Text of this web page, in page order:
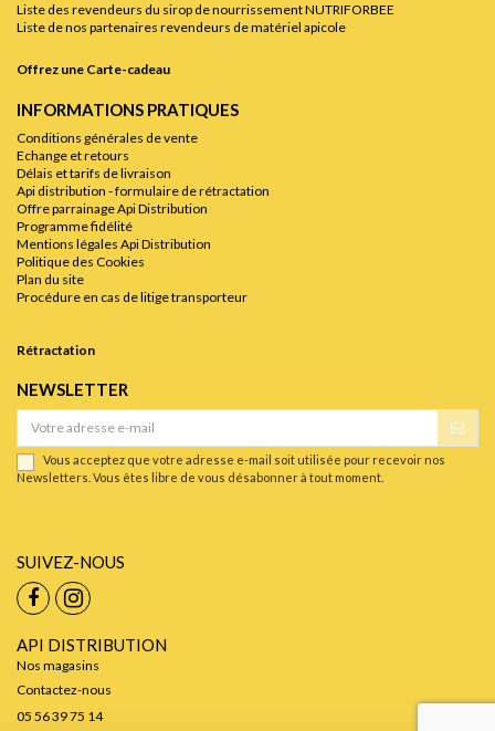
Liste des revendeurs du sirop de nourrissement NUTRIFORBEE
Liste de nos partenaires revendeurs de matériel apicole
Offrez une Carte-cadeau
INFORMATIONS PRATIQUES
Conditions générales de vente
Echange et retours
Délais et tarifs de livraison
Api distribution - formulaire de rétractation
Offre parrainage Api Distribution
Programme fidélité
Mentions légales Api Distribution
Politique des Cookies
Plan du site
Procédure en cas de litige transporteur
Rétractation
NEWSLETTER
Vous acceptez que votre adresse e-mail soit utilisée pour recevoir nos
Newsletters. Vous êtes libre de vous désabonner à tout moment.
SUIVEZ-NOUS
API DISTRIBUTION
Nos magasins
Contactez-nous
05 56 39 75 14